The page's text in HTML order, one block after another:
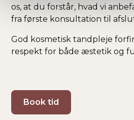
os, at du forstår, hvad vi
fra første konsultation til
God kosmetisk tandpleje
respekt for både æstetik og
Book tid